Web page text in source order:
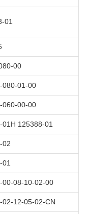
01
00
080-01-00
060-00-00
01H 125388-01
02
01
00-08-10-02-00
02-12-05-02-CN